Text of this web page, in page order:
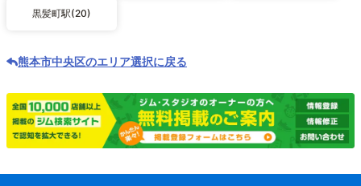
黒髪町駅(20)
熊本市中央区のエリア選択に戻る